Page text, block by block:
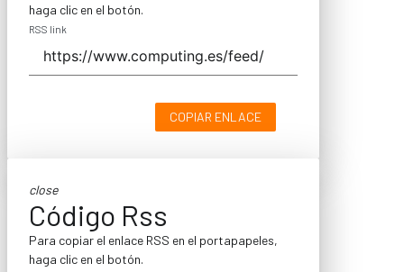
haga clic en el botón.
RSS link
COPIAR ENLACE
close
Código Rss
Para copiar el enlace RSS en el portapapeles,
haga clic en el botón.